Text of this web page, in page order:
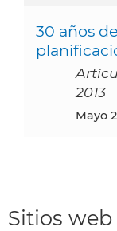
30 años
2013
mayo
Sitios web